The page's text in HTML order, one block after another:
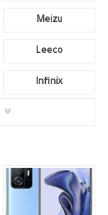
Meizu
Leeco
Infinix